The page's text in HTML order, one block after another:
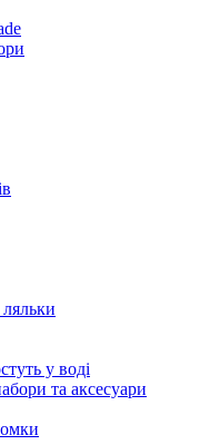
у воді
та аксесуари